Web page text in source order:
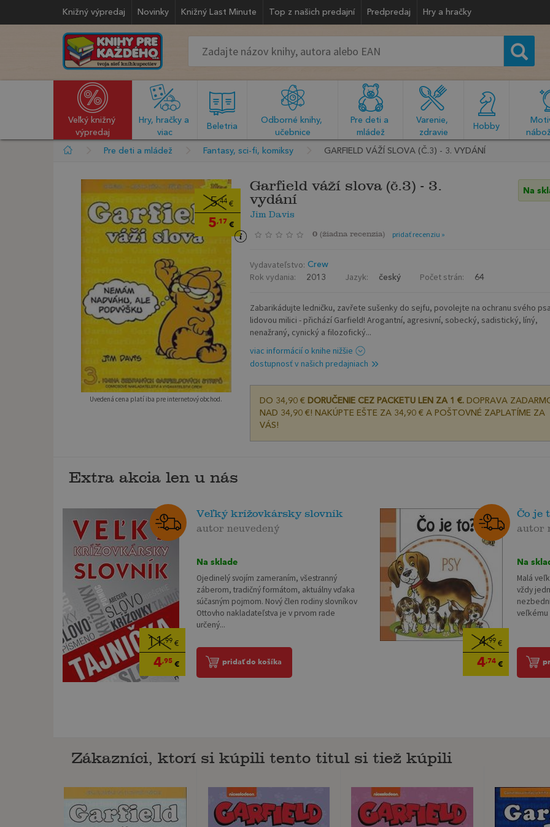
Knižný výpredaj Novinky Knižný Last Minute Top z našich predajní Predpredaj Hry a hračky
Veľký knižný
výpredaj
Hry, hračky a
viac
Beletria
Odborné knihy,
učebnice
Pre deti a
mládež
Varenie,
zdravie
Hobby
Pre deti a mládež Fantasy, sci-fi, komiksy GARFIELD VÁŽÍ SLOVA (Č.3) - 3. VYDÁNÍ
5,44 €
5,17 €
Uvedená cena platí iba pre internetový obchod.
Garfield váží slova (č.3) - 3.
vydání
Jim Davis
Na
0 (žiadna recenzia) pridať recenziu »
Vydavateľstvo: Crew
Rok vydania: 2013 Jazyk: český Počet strán: 64
Zabarikádujte ledničku, zavřete sušenky do sejfu, povolejte na ochranu svého psa
lidovou milici - přichází Garfield! Arogantní, agresivní, sobecký, sadistický, líný,
nenažraný, cynický a filozofický...
viac informácií o knihe nižšie
dostupnosť v našich predajniach
DO 34,90 € DORUČENIE CEZ PACKETU LEN ZA 1 €.DOPRAVA
NAD 34,90 €! NAKÚPTE EŠTE ZA 34,90 € A POŠTOVNÉ ZAPLATÍME ZA
VÁS!
Extra akcia len u nás
11,99 €
4,95€
Veľký krížovkársky slovník
autor neuvedený
Na sklade
Ojedinelý svojím zameraním, všestranný
záberom, tradičný formátom, aktuálny vďaka
súčasným pojmom. Nový člen rodiny slovníkov
Ottovho nakladateľstva je v prvom rade
určený...
pridať do košíka
4,99 €
4,74€
Čo je
autor
Na
Malá
vždy
veľkému
Zákazníci, ktorí si kúpili tento titul si tiež kúpili